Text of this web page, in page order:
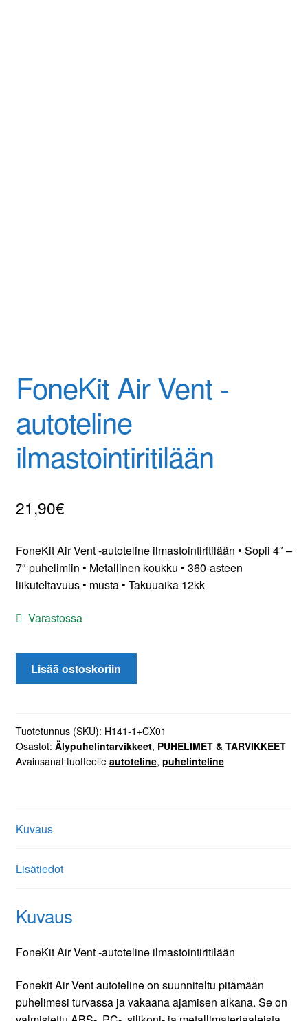
FoneKit Air Vent -
autoteline
ilmastointiritilään
21,90€
FoneKit Air Vent -autoteline ilmastointiritilään • Sopii 4″ –
7″ puhelimiin • Metallinen koukku • 360-asteen
liikuteltavuus • musta • Takuuaika 12kk
Varastossa
FoneKit
autoteline
ilmastointiritilään
määrä
Lisää ostoskoriin
Tuotetunnus (SKU): H141-1+CX01
Osastot: Älypuhelintarvikkeet, PUHELIMET & TARVIKKEET
Avainsanat tuotteelle autoteline, puhelinteline
Kuvaus
Lisätiedot
Kuvaus
FoneKit Air Vent -autoteline ilmastointiritilään
Fonekit Air Vent autoteline on suunniteltu pitämään
puhelimesi turvassa ja vakaana ajamisen aikana. Se on